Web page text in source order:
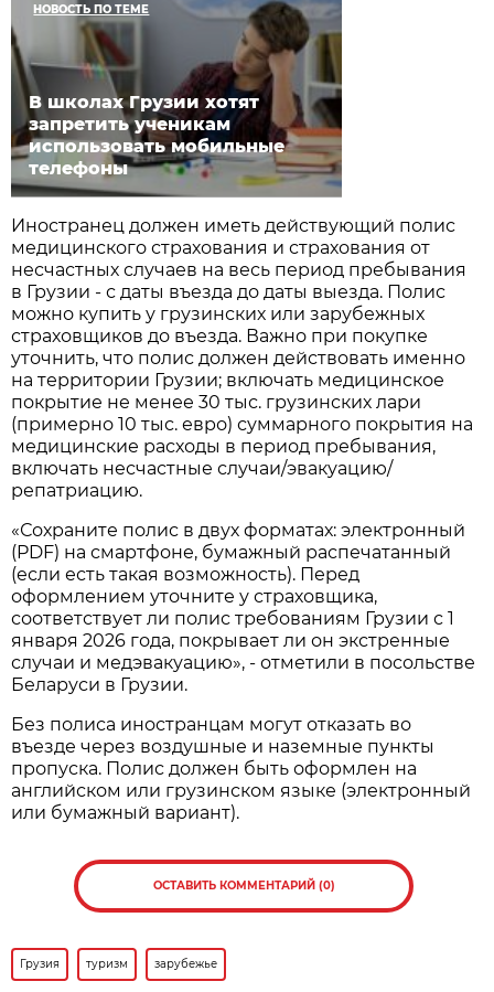
НОВОСТЬ ПО ТЕМЕ
В школах Грузии хотят
запретить ученикам
использовать мобильные
телефоны
Иностранец должен иметь действующий полис
медицинского страхования и страхования от
несчастных случаев на весь период пребывания
в Грузии - с даты въезда до даты выезда. Полис
можно купить у грузинских или зарубежных
страховщиков до въезда. Важно при покупке
уточнить, что полис должен действовать именно
на территории Грузии; включать медицинское
покрытие не менее 30 тыс. грузинских лари
(примерно 10 тыс. евро) суммарного покрытия на
медицинские расходы в период пребывания,
включать несчастные случаи/эвакуацию/
репатриацию.
«Сохраните полис в двух форматах: электронный
(PDF) на смартфоне, бумажный распечатанный
(если есть такая возможность). Перед
оформлением уточните у страховщика,
соответствует ли полис требованиям Грузии с 1
января 2026 года, покрывает ли он экстренные
случаи и медэвакуацию», - отметили в посольстве
Беларуси в Грузии.
Без полиса иностранцам могут отказать во
въезде через воздушные и наземные пункты
пропуска. Полис должен быть оформлен на
английском или грузинском языке (электронный
или бумажный вариант).
ОСТАВИТЬ КОММЕНТАРИЙ (0)
Грузия туризм зарубежье